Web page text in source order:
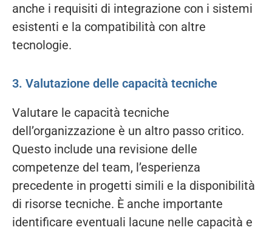
anche i requisiti di integrazione con i sistemi
esistenti e la compatibilità con altre
tecnologie.
3. Valutazione delle capacità tecniche
Valutare le capacità tecniche
dell’organizzazione è un altro passo critico.
Questo include una revisione delle
competenze del team, l’esperienza
precedente in progetti simili e la disponibilità
di risorse tecniche. È anche importante
identificare eventuali lacune nelle capacità e